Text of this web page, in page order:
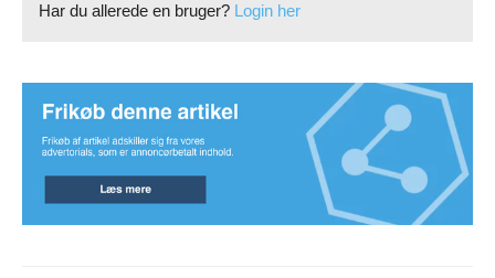
Har du allerede en bruger? Login her